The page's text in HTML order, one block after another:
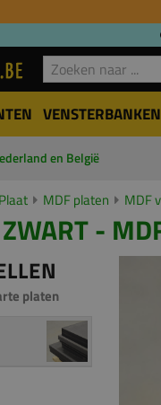
VENSTERBANKEN
en België
MDF platen MDF
-
platen